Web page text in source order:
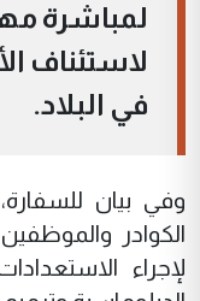
لمباشرة
لاستئناف
في البلاد.
وفي بيان
الكوادر
لإجراء